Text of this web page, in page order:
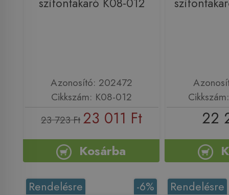
Azonosító: 202472
Cikkszám: K08-012
23 723 Ft 23 011 Ft
Kosárba
22
-6%
Rendelésre Rendelésre